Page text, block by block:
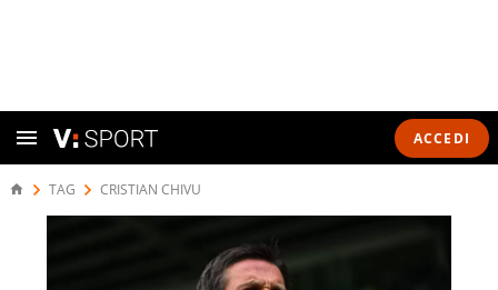
ACCEDI
TAG CRISTIAN CHIVU